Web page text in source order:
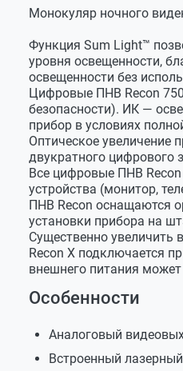
Монокуляр ночного
Функция Sum Light™
уровня освещенности,
освещенности без
Цифровые ПНВ Recon
безопасности). ИК —
прибор в условиях
Оптическое увеличение
двукратного цифрового
Все цифровые ПНВ
устройства (монитор,
ПНВ Recon оснащаются
установки прибора на
Существенно увеличить
Recon X подключается
внешнего питания
Особенности
Аналоговый
Встроенный
Тип дисплея
Видеовыход
Увеличение, x
Диаметр объектива, мм
Относительное отверстие
Поле зрения, °
Предел перефокусировки
Разрешение, линий/мм
Источник излучения (тип
Чехол
Видеокабель
Салфетка для
Инструкция по